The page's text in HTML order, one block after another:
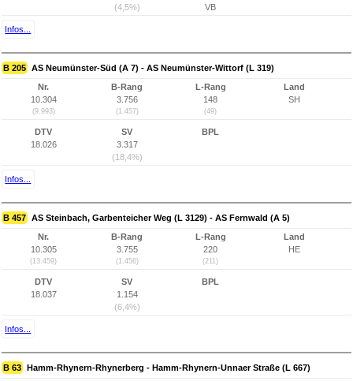
(4,5%)
VB
Infos...
B 205 AS Neumünster-Süd (A 7) - AS Neumünster-Wittorf (L 319)
Nr.
10.304
(9.993)
B-Rang
3.756
(1.457)
L-Rang
148
(49)
Land
SH
DTV
18.026
SV
3.317
(18,4%)
BPL
Infos...
B 457 AS Steinbach, Garbenteicher Weg (L 3129) - AS Fernwald (A 5)
Nr.
10.305
(13.459)
B-Rang
3.755
(1.456)
L-Rang
220
(211)
Land
HE
DTV
18.037
SV
1.154
(6,4%)
BPL
Infos...
B 63 Hamm-Rhynern-Rhynerberg - Hamm-Rhynern-Unnaer Straße (L 667)